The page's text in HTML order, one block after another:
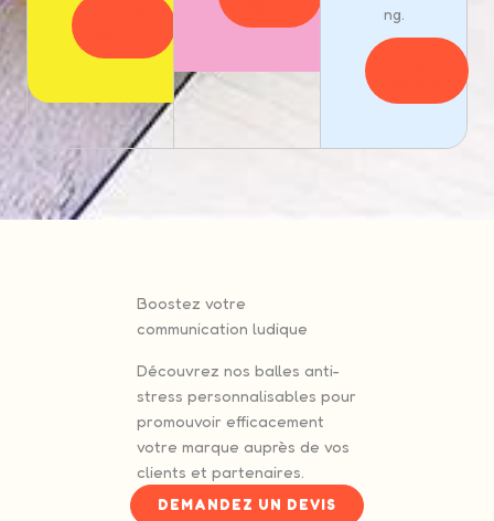
ng.
Boostez votre
communication ludique
Découvrez nos balles anti-
stress personnalisables pour
promouvoir efficacement
votre marque auprès de vos
clients et partenaires.
DEMANDEZ UN DEVIS